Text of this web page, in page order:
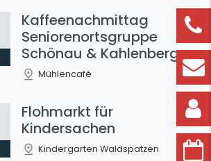
Kaffeenachmittag
Seniorenortsgruppe
Schönau & Kahlenberg
Mühlencafé
Flohmarkt für
Kindersachen
Kindergarten Waldspatzen